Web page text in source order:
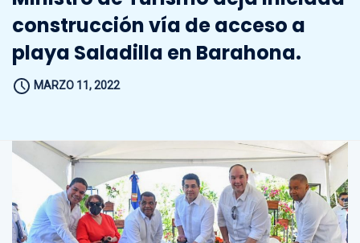
Ministro de Turismo deja iniciada
construcción vía de acceso a
playa Saladilla en Barahona.